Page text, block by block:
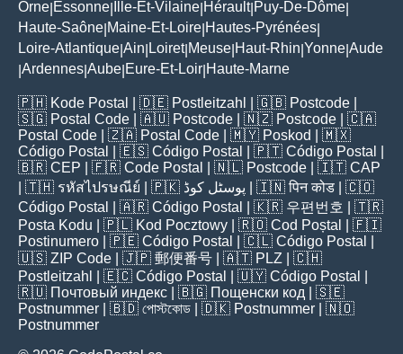
Orne Essonne Ille-Et-Vilaine Hérault| Puy-De-Dôme
Haute-Saône Maine-Et-Loire Hautes-Pyrénées
Loire-Atlantique Ain Loiret| Meuse Haut-Rhin Yonne Aude
Ardennes Aube Eure-Et-Loir Haute-Marne
🇵🇭 Kode Postal | 🇩🇪 Postleitzahl | 🇬🇧 Postcode
🇸🇬 Postal Code | 🇦🇺 Postcode | 🇳🇿 Postcode | 🇨🇦
Postal Code | 🇿🇦 Postal Code | 🇲🇾 Poskod
| 🇲🇽
Código Postal
| 🇪🇸 Código Postal | 🇵🇹 Código Postal
🇧🇷 CEP | 🇫🇷 Code Postal | 🇳🇱 Postcode | 🇮🇹 CAP
| 🇹🇭 รหัสไปรษณีย์ | 🇵🇰 پوسٹل کوڈ | 🇮🇳पिन कोड | 🇨🇴
Código Postal
| 🇦🇷 Código Postal | 🇰🇷 우편번호
| 🇹🇷
Posta Kodu | 🇵🇱 Kod Pocztowy | 🇷🇴 Cod Poștal
| 🇫🇮
Postinumero | 🇵🇪 Código Postal | 🇨🇱 Código Postal
🇺🇸 ZIP Code | 🇯🇵 郵便番号 | 🇦🇹 PLZ | 🇨🇭
Postleitzahl
| 🇪🇨 Código Postal | 🇺🇾 Código Postal
🇷🇺 Почтовый индекс | 🇧🇬 Пощенски код | 🇸🇪
Postnummer | 🇧🇩 পোস্টকোড | 🇩🇰 Postnummer | 🇳🇴
Postnummer